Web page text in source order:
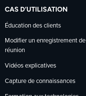
CAS D’UTILISATION
Éducation des clients
Modifier un enregistrement de
réunion
Vidéos explicatives
Capture de connaissances